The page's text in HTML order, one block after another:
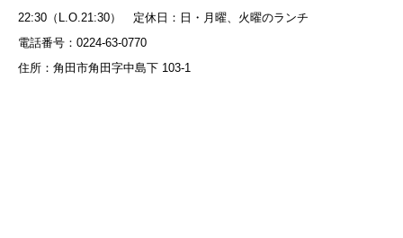
22:30（L.O.21:30） 定休日：日・月曜、火曜のランチ
電話番号：0224-63-0770
住所：角田市角田字中島下 103-1